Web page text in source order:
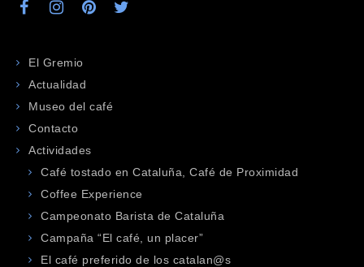
El Gremio
Actualidad
Museo del café
Contacto
Actividades
Café tostado en Cataluña, Café de Proximidad
Coffee Experience
Campeonato Barista de Cataluña
Campaña “El café, un placer”
El café preferido de los catalan@s